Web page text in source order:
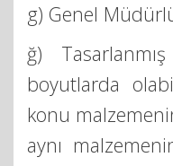
g) Genel
ğ)
boyutlarda
konu
aynı